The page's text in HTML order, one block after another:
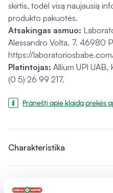
skirtis, todėl visą naujausią
produkto pakuotės.
Atsakingas asmuo:
Alessandro Volta, 7. 46980
https://
Platintojas: Allium UPI UAB,
(0 5) 26 99 217.
Pranešti apie klaidą prekės
Charakteristika
Sudedamosios dalys